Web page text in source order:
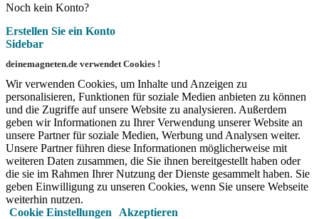
Noch kein Konto?
Erstellen Sie ein Konto
Sidebar
deinemagneten.de verwendet Cookies !
Wir verwenden Cookies, um Inhalte und Anzeigen zu
personalisieren, Funktionen für soziale Medien anbieten zu können
und die Zugriffe auf unsere Website zu analysieren. Außerdem
geben wir Informationen zu Ihrer Verwendung unserer Website an
unsere Partner für soziale Medien, Werbung und Analysen weiter.
Unsere Partner führen diese Informationen möglicherweise mit
weiteren Daten zusammen, die Sie ihnen bereitgestellt haben oder
die sie im Rahmen Ihrer Nutzung der Dienste gesammelt haben. Sie
geben Einwilligung zu unseren Cookies, wenn Sie unsere Webseite
weiterhin nutzen.
Cookie Einstellungen
Akzeptieren